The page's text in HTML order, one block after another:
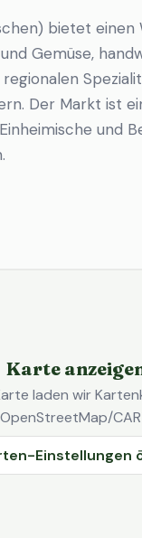
bietet
Gemüse,
Der Markt ist
und
Karte
laden wir
OpenStreetMap/
Einstellungen